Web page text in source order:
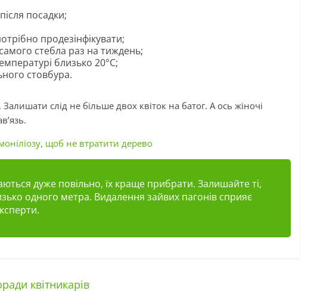
посадки;
продезінфікувати;
стебла раз на тиждень;
близько 20°C;
стовбура.
слід не більше двох квіток на батог. А ось жіночі
щоб не втратити дерево
дуже повільно, їх краще прибрати. Залишайте ті,
одного метра. Видалення зайвих пагонів сприяє
квітникарів